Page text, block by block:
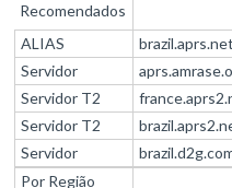
Recomendados
ALIAS
Servidor
Servidor T2
Servidor T2
Servidor
Por Região